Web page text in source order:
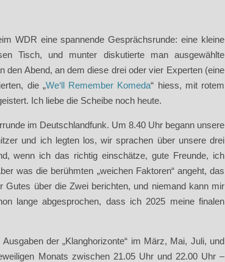
WDR eine spannende Gesprächsrunde: eine kleine
Tisch, und munter diskutierte man ausgewählte
Abend, an dem diese drei oder vier Experten (eine
die „We‘ll Remember Komeda“ hiess, mit rotem
Ich liebe die Scheibe noch heute.
im Deutschlandfunk. Um 8.40 Uhr begann unsere
und ich legten los, wir sprachen über unsere drei
wenn ich das richtig einschätze, gute Freunde, ich
was die berühmten „weichen Faktoren“ angeht, das
über die Zwei berichten, und niemand kann mir
lange abgesprochen, dass ich 2025 meine finalen
der „Klanghorizonte“ im März, Mai, Juli, und
Monats zwischen 21.05 Uhr und 22.00 Uhr –